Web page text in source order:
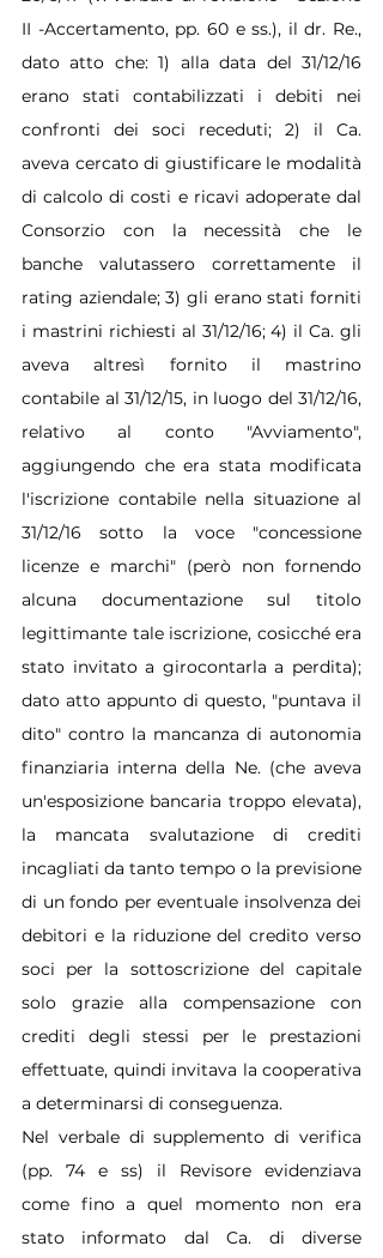
II -Accertamento, pp. 60 e ss.), il dr. Re.,
dato atto che: 1) alla data del 31/12/16
erano stati contabilizzati i debiti nei
confronti dei soci receduti; 2) il Ca.
aveva cercato di giustificare le modalità
di calcolo di costi e ricavi adoperate dal
Consorzio con la necessità che le
banche valutassero correttamente il
rating aziendale; 3) gli erano stati forniti
i mastrini richiesti al 31/12/16; 4) il Ca. gli
aveva altresì fornito il mastrino
contabile al 31/12/15, in luogo del 31/12/16,
relativo al conto "Avviamento",
aggiungendo che era stata modificata
l'iscrizione contabile nella situazione al
31/12/16 sotto la voce "concessione
licenze e marchi" (però non fornendo
alcuna documentazione sul titolo
legittimante tale iscrizione, cosicché era
stato invitato a girocontarla a perdita);
dato atto appunto di questo, "puntava il
dito" contro la mancanza di autonomia
finanziaria interna della Ne. (che aveva
un'esposizione bancaria troppo elevata),
la mancata svalutazione di crediti
incagliati da tanto tempo o la previsione
di un fondo per eventuale insolvenza dei
debitori e la riduzione del credito verso
soci per la sottoscrizione del capitale
solo grazie alla compensazione con
crediti degli stessi per le prestazioni
effettuate, quindi invitava la cooperativa
a determinarsi di conseguenza.
Nel verbale di supplemento di verifica
(pp. 74 e ss) il Revisore evidenziava
come fino a quel momento non era
stato informato dal Ca. di diverse